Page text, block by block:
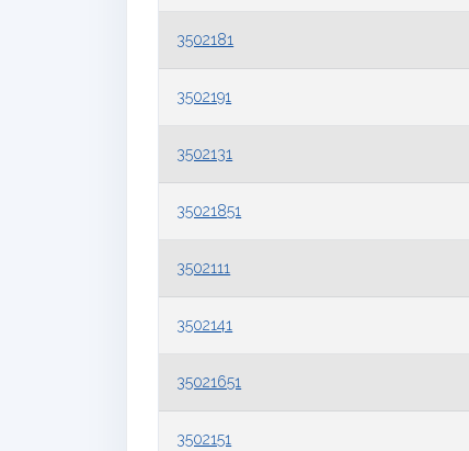
3502181
3502191
3502131
35021851
3502111
3502141
35021651
3502151